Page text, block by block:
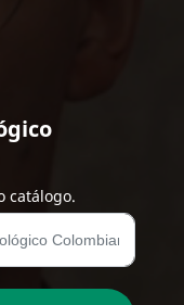
catálogo.